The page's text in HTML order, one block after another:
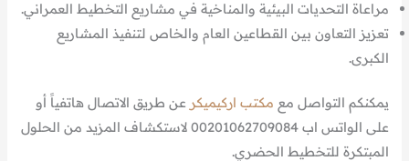
مراعاة التحديات البيئية والمناخية في مشاريع التخطيط العمراني.
تعزيز التعاون بين القطاعين العام والخاص لتنفيذ المشاريع
الكبرى.
يمكنكم التواصل مع مكتب اركيميكر عن طريق الاتصال هاتفياً أو
على الواتس اب 00201062709084 لاستكشاف المزيد من الحلول
المبتكرة للتخطيط الحضري.